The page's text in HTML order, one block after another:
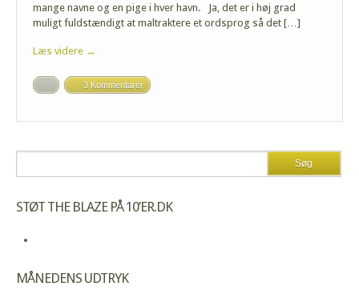
mange navne og en pige i hver havn. Ja, det er i høj grad
muligt fuldstændigt at maltraktere et ordsprog så det […]
Læs videre →
3 Kommentarer
STØT THE BLAZE PÅ 10’ER.DK
MÅNEDENS UDTRYK